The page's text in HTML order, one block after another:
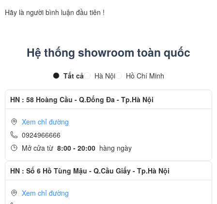
khả năng chụp ảnh và quay video một cách toàn diện.
Máy tính bảng iPad Pro 2021 với hệ thống wifi 6 mang lại khả năng
kết nối siêu nhanh. Ngoài ra máy còn được trang bị kết nối 5G thế
hệ mới magn lại khả năng truyền tải nhanh vượt trội.
Hãy là người bình luận đầu tiên !
Hệ thống showroom toàn quốc
Tất cả Hà Nội Hồ Chí Minh
HN : 58 Hoàng Cầu - Q.Đống Đa - Tp.Hà Nội
Xem chỉ đường
0924966666
Mở cửa từ 8:00 - 20:00 hàng ngày
HN : Số 6 Hồ Tùng Mậu - Q.Cầu Giấy - Tp.Hà Nội
Xem chỉ đường